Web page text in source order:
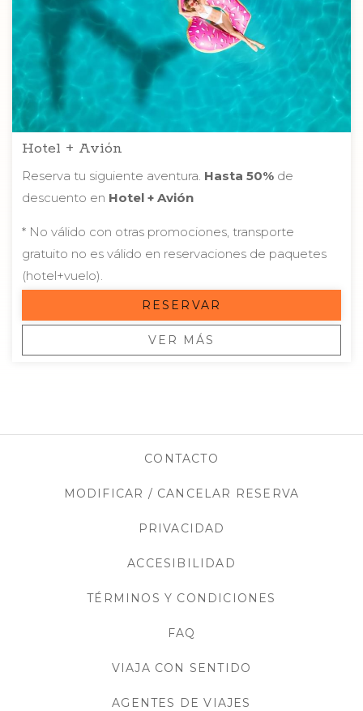
incluido que te permitirán disfrutar del Caribe con todo
resuelto: desde la gastronomía hasta el entretenimiento
y el descanso.
Conoce nuestros hoteles en promoción, explora las
ofertas actuales y comienza a planificar tu próxima
aventura con Funeeq.
Hotel + Avión
Reserva tu siguiente aventura. Hasta 50% de
descuento en Hotel + Avión
* No válido con otras promociones, transporte
gratuito no es válido en reservaciones de paquetes
(hotel+vuelo).
RESERVAR
VER MÁS
CONTACTO
MODIFICAR / CANCELAR RESERVA
PRIVACIDAD
ACCESIBILIDAD
TÉRMINOS Y CONDICIONES
FAQ
VIAJA CON SENTIDO
AGENTES DE VIAJES